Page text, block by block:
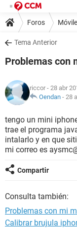
Foros
Tema Anterior
Problemas con
riccor - 28 abr
Oendan - 28
tengo un mini
trae el programa
intalarlo y en que
mi correo es
Compartir
Consulta también:
Problemas con mi
Calibrar brujula